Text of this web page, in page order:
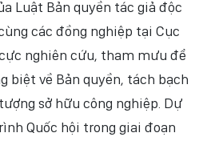
Luật Bản quyền tác giả độc
các đồng nghiệp tại Cục
nghiên cứu, tham mưu để
biệt về Bản quyền, tách bạch
sở hữu công nghiệp. Dự
Quốc hội trong giai đoạn